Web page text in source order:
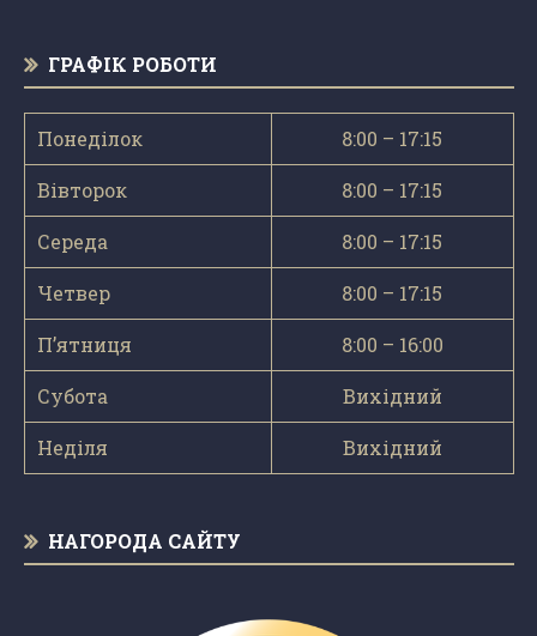
ГРАФІК РОБОТИ
Понеділок 8:00 – 17:15
Вівторок 8:00 – 17:15
Середа 8:00 – 17:15
Четвер 8:00 – 17:15
П’ятниця 8:00 – 16:00
Субота Вихідний
Неділя Вихідний
НАГОРОДА САЙТУ